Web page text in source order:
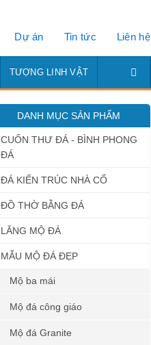
Dự án Tin tức Liên hệ
TƯỢNG LINH VẬT
DANH MỤC SẢN PHẨM
CUỐN THƯ ĐÁ - BÌNH PHONG
ĐÁ
ĐÁ KIẾN TRÚC NHÀ CỔ
ĐỒ THỜ BẰNG ĐÁ
LĂNG MỘ ĐÁ
MẪU MỘ ĐÁ ĐẸP
Mộ ba mái
Mộ đá công giáo
Mộ đá Granite